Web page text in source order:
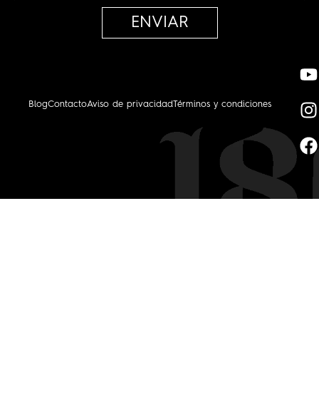
ENVIAR
BlogContactoAviso de privacidad Términos y condiciones